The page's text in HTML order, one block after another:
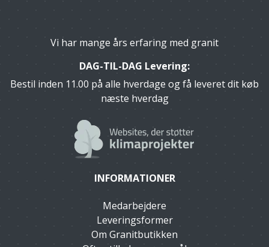
Vi har mange års erfaring med granit
DAG-TIL-DAG Levering:
Bestil inden 11.00 på alle hverdage og få leveret dit køb
næste hverdag
INFORMATIONER
Medarbejdere
Leveringsformer
Om Granitbutikken